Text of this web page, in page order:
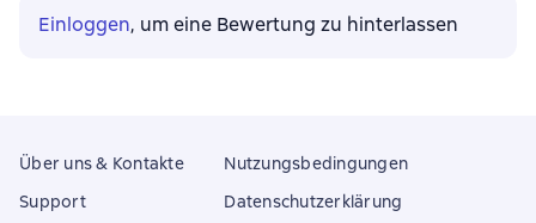
Einloggen, um eine Bewertung zu hinterlassen
Über uns & Kontakte
Support
Nutzungsbedingungen
Datenschutzerklärung